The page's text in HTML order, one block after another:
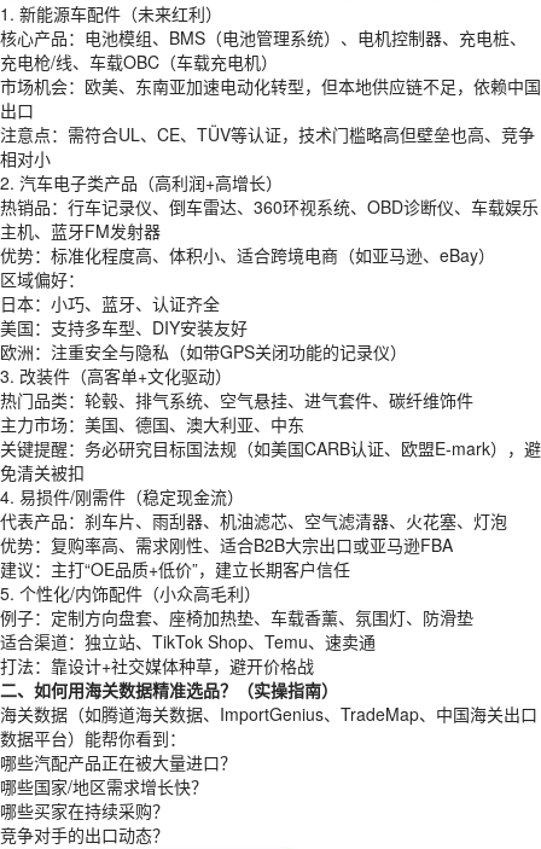
1. 新能源车配件（未来红利）
核心产品：电池模组、BMS（电池管理系统）、电机控制器、充电桩、
充电枪/线、车载OBC（车载充电机）
市场机会：欧美、东南亚加速电动化转型，但本地供应链不足，依赖中国
出口
注意点：需符合UL、CE、TÜV等认证，技术门槛略高但壁垒也高、竞争
相对小
2. 汽车电子类产品（高利润+高增长）
热销品：行车记录仪、倒车雷达、360环视系统、OBD诊断仪、车载娱乐
主机、蓝牙FM发射器
优势：标准化程度高、体积小、适合跨境电商（如亚马逊、eBay）
区域偏好：
日本：小巧、蓝牙、认证齐全
美国：支持多车型、DIY安装友好
欧洲：注重安全与隐私（如带GPS关闭功能的记录仪）
3. 改装件（高客单+文化驱动）
热门品类：轮毂、排气系统、空气悬挂、进气套件、碳纤维饰件
主力市场：美国、德国、澳大利亚、中东
关键提醒：务必研究目标国法规（如美国CARB认证、欧盟E-mark），避
免清关被扣
4. 易损件/刚需件（稳定现金流）
代表产品：刹车片、雨刮器、机油滤芯、空气滤清器、火花塞、灯泡
优势：复购率高、需求刚性、适合B2B大宗出口或亚马逊FBA
建议：主打“OE品质+低价”，建立长期客户信任
5. 个性化/内饰配件（小众高毛利）
例子：定制方向盘套、座椅加热垫、车载香薰、氛围灯、防滑垫
适合渠道：独立站、TikTok Shop、Temu、速卖通
打法：靠设计+社交媒体种草，避开价格战
二、如何用海关数据精准选品？（实操指南）
海关数据（如腾道海关数据、ImportGenius、TradeMap、中国海关出口
数据平台）能帮你看到：
哪些汽配产品正在被大量进口？
哪些国家/地区需求增长快？
哪些买家在持续采购？
竞争对手的出口动态？